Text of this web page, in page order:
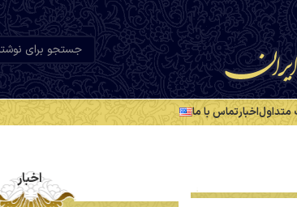
متداولاخبارتماس با ما
اخبار